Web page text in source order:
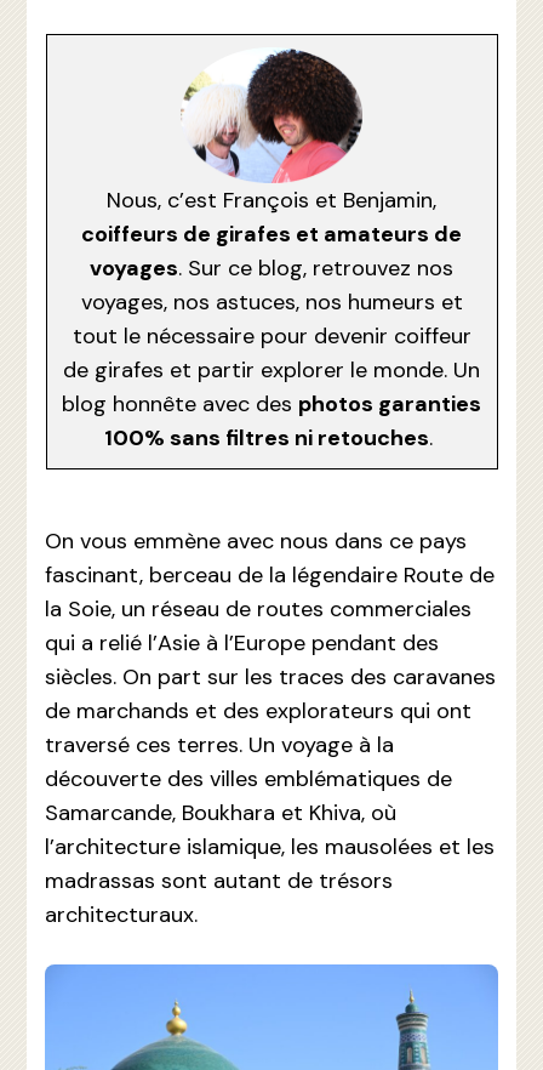
Nous, c’est François et Benjamin,
coiffeurs de girafes et amateurs de
voyages. Sur ce blog, retrouvez nos
voyages, nos astuces, nos humeurs et
tout le nécessaire pour devenir coiffeur
de girafes et partir explorer le monde. Un
blog honnête avec des photos garanties
100% sans filtres ni retouches.
On vous emmène avec nous dans ce pays
fascinant, berceau de la légendaire Route de
la Soie, un réseau de routes commerciales
qui a relié l’Asie à l’Europe pendant des
siècles. On part sur les traces des caravanes
de marchands et des explorateurs qui ont
traversé ces terres. Un voyage à la
découverte des villes emblématiques de
Samarcande, Boukhara et Khiva, où
l’architecture islamique, les mausolées et les
madrassas sont autant de trésors
architecturaux.